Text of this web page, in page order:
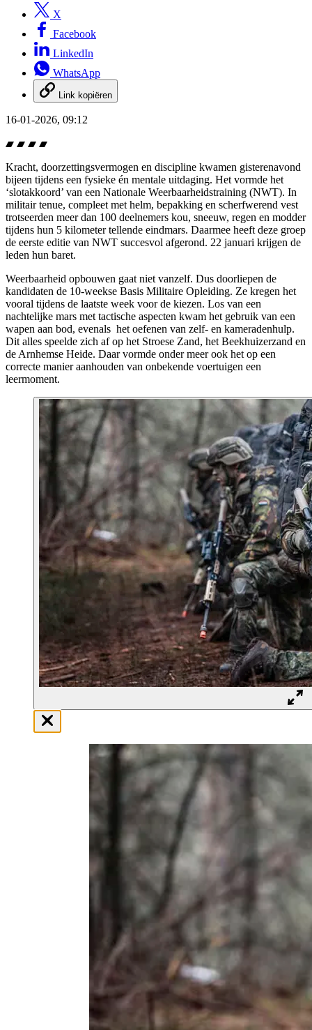
X
Facebook
LinkedIn
WhatsApp
Link kopiëren
16-01-2026, 09:12
Kracht, doorzettingsvermogen en discipline kwamen gisterenavond
bijeen tijdens een fysieke én mentale uitdaging. Het vormde het
‘slotakkoord’ van een Nationale Weerbaarheidstraining (NWT). In
militair tenue, compleet met helm, bepakking en scherfwerend vest
trotseerden meer dan 100 deelnemers kou, sneeuw, regen en modder
tijdens hun 5 kilometer tellende eindmars. Daarmee heeft deze groep
de eerste editie van NWT succesvol afgerond. 22 januari krijgen de
leden hun baret.
Weerbaarheid opbouwen gaat niet vanzelf. Dus doorliepen de
kandidaten de 10-weekse Basis Militaire Opleiding. Ze kregen het
vooral tijdens de laatste week voor de kiezen. Los van een
nachtelijke mars met tactische aspecten kwam het gebruik van een
wapen aan bod, evenals het oefenen van zelf- en kameradenhulp.
Dit alles speelde zich af op het Stroese Zand, het Beekhuizerzand en
de Arnhemse Heide. Daar vormde onder meer ook het op een
correcte manier aanhouden van onbekende voertuigen een
leermoment.